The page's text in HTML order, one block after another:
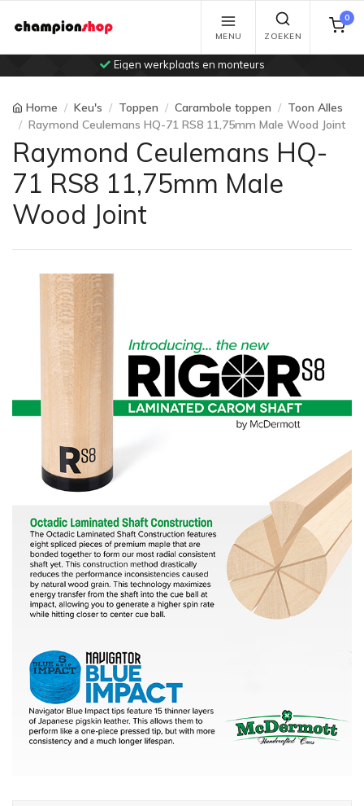
Eigen werkplaats en monteurs
MENU ZOEKEN
0
Home Keu's Toppen Carambole toppen
Toon Alles
Raymond Ceulemans HQ-71 RS8 11,75mm Male Wood Joint
Raymond Ceulemans HQ-
71 RS8 11,75mm Male
Wood Joint